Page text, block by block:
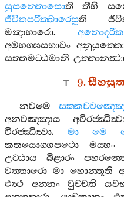
සුසන‍්තොසොති තීහි
ජීවිතපරික‍්ඛාරෙසූති
මන්‍දාහාරො.
අමහග‍්ඝසභාවං
සත‍්තමට‍්ඨමානි
9.
නවමෙ
අනවඤ‍්ඤාය
විරජ‍්ඣිත්‍වා. මා මෙ
කතයොග‍්ගපථො
මය‍්හං
උට‍්ඨාය
බිළාරං
වත‍්තාරො මා හොන‍්තූති
එත්‍ථ
අන‍්නං වුච‍්චති